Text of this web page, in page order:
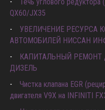
Течь углового
QX60/JX35
УВЕЛИЧЕНИЕ РЕСУРСА
АВТОМОБИЛЕЙ НИССАН
КАПИТАЛЬНЫЙ РЕМОНТ
ДИЗЕЛЬ
Чистка клапана EGR
двигателя V9X на INFINITI